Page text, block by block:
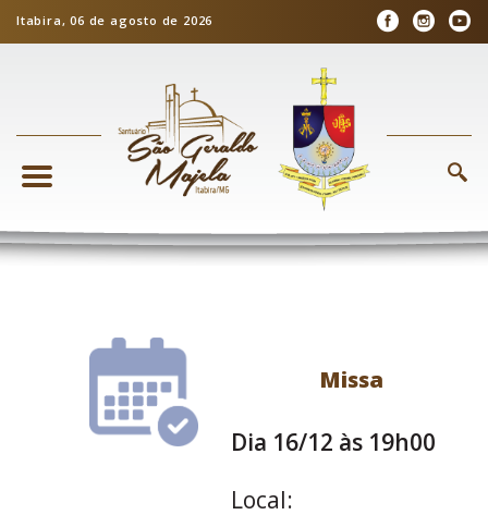
Itabira, 06 de agosto de 2026
Missa
Dia 16/12 às 19h00
Local: